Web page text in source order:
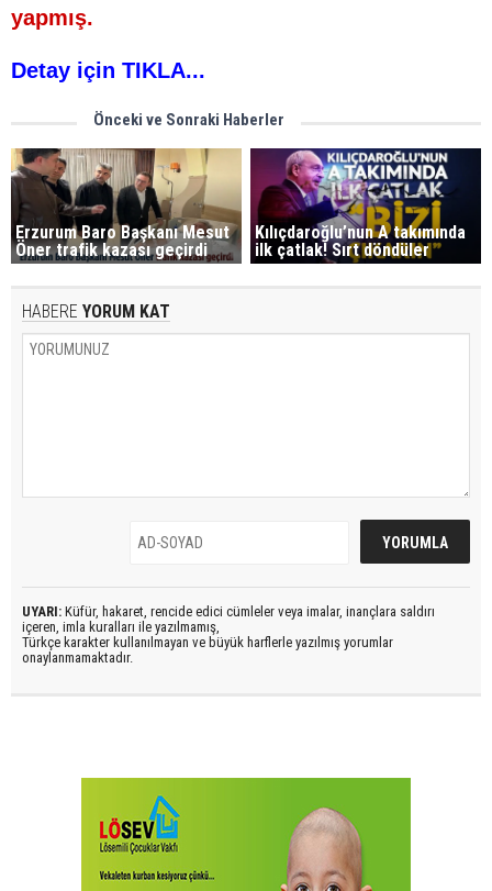
yapmış.
Detay için TIKLA...
Önceki ve Sonraki Haberler
Erzurum Baro Başkanı Mesut
Öner trafik kazası geçirdi
Kılıçdaroğlu’nun A takımında
ilk çatlak! Sırt döndüler
HABERE YORUM KAT
UYARI: Küfür, hakaret, rencide edici cümleler veya imalar, inançlara saldırı
içeren, imla kuralları ile yazılmamış,
Türkçe karakter kullanılmayan ve büyük harflerle yazılmış yorumlar
onaylanmamaktadır.